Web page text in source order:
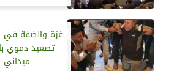
غزة والضفة في
تصعيد دموي
ميداني